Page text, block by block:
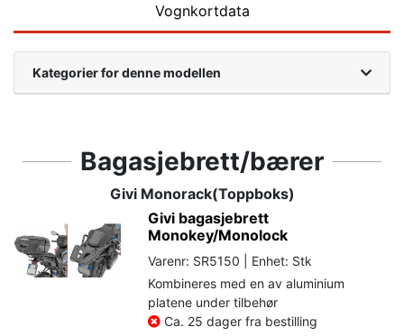
Vognkortdata
Kategorier for denne modellen
Bagasjebrett/bærer
Givi Monorack(Toppboks)
Givi bagasjebrett
Monokey/Monolock
Varenr: SR5150 | Enhet: Stk
Kombineres med en av aluminium
platene under tilbehør
Ca. 25 dager fra bestilling